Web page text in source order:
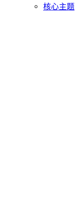
核心主题